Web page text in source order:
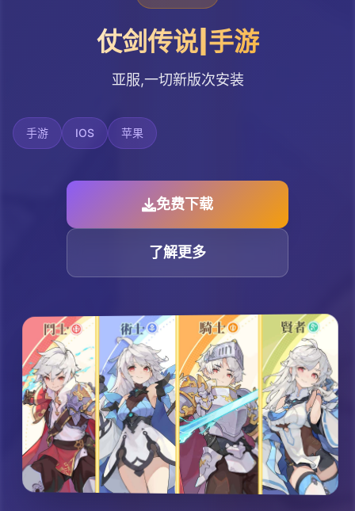
仗剑传说|手游
亚服,一切新版次安装
手游 IOS 苹果
免费下载
了解更多